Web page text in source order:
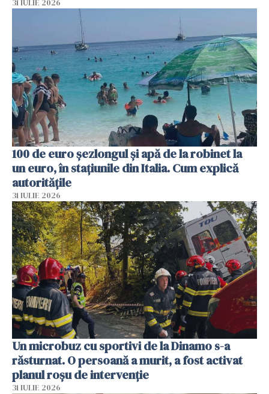
31 IULIE 2026
100 de euro șezlongul și apă de la robinet la
un euro, în stațiunile din Italia. Cum explică
autoritățile
31 IULIE 2026
Un microbuz cu sportivi de la Dinamo s-a
răsturnat. O persoană a murit, a fost activat
planul roșu de intervenție
31 IULIE 2026